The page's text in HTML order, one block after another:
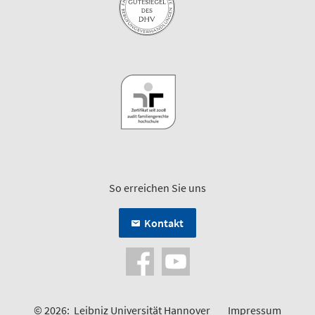
So erreichen Sie uns
Kontakt
© 2026: Leibniz Universität Hannover Impressum